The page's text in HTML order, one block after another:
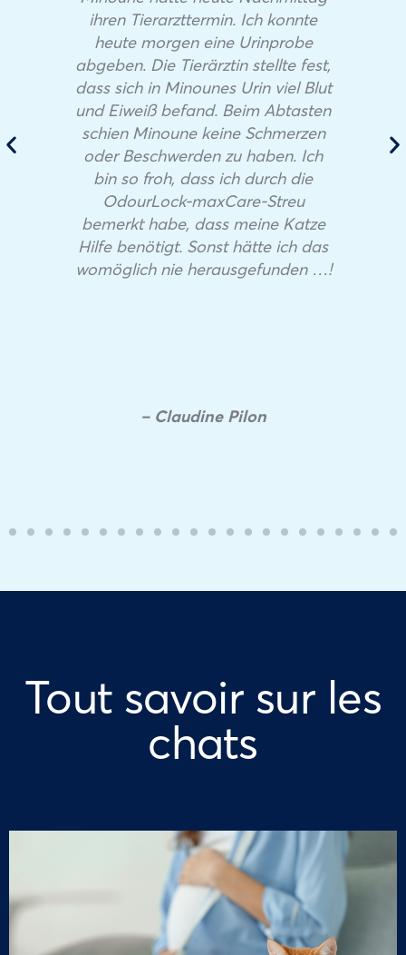
ihren Tierarzttermin. Ich konnte
heute morgen eine Urinprobe
abgeben. Die Tierärztin stellte fest,
dass sich in Minounes Urin viel Blut
und Eiweiß befand. Beim Abtasten
schien Minoune keine Schmerzen
oder Beschwerden zu haben. Ich
bin so froh, dass ich durch die
OdourLock-maxCare-Streu
bemerkt habe, dass meine Katze
Hilfe benötigt. Sonst hätte ich das
womöglich nie herausgefunden …!
– Claudine Pilon
Tout savoir sur les
chats